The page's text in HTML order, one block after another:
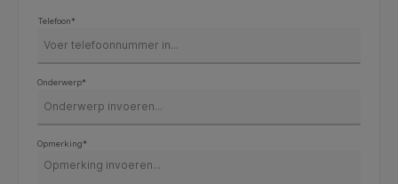
Telefoon*
Onderwerp*
Opmerking*